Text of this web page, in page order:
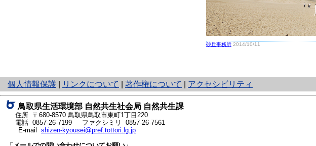
砂丘事務所 2014/10/11
個人情報保護
と
り
ネ
ッ
ト
へ
の
リンクについて 著作権について アクセシビリティ
鳥取県生活環境部 自然共生社会局 自然共生課
住所 〒680-8570 鳥取県鳥取市東町1丁目220
電話 0857-26-7199
ファクシミリ 0857-26-7561
E-mail shizen-kyousei@pref.tottori.lg.jp